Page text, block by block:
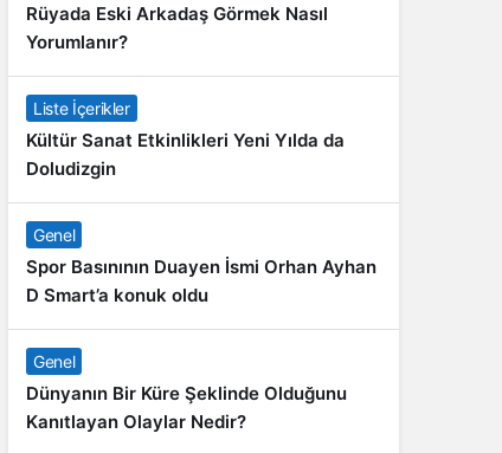
Rüyada Eski Arkadaş Görmek Nasıl
Yorumlanır?
Liste İçerikler
Kültür Sanat Etkinlikleri Yeni Yılda da
Doludizgin
Genel
Spor Basınının Duayen İsmi Orhan Ayhan
D Smart’a konuk oldu
Genel
Dünyanın Bir Küre Şeklinde Olduğunu
Kanıtlayan Olaylar Nedir?